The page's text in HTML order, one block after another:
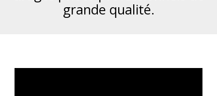
grande qualité.